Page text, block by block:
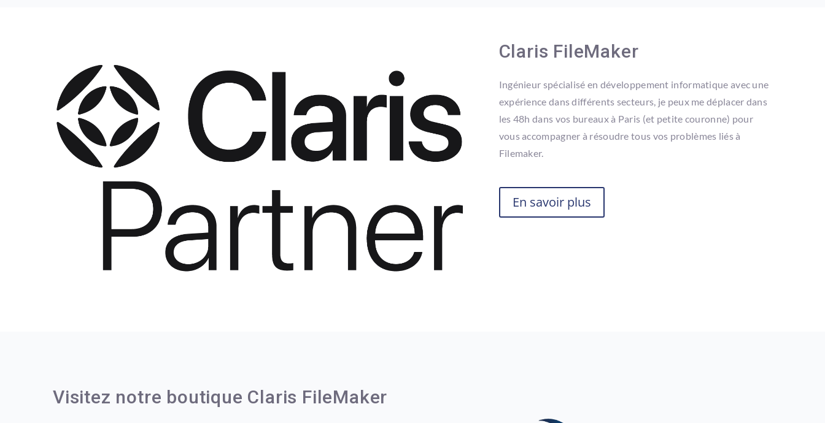
Claris FileMaker
Ingénieur spécialisé en développement informatique avec une
expérience dans différents secteurs, je peux me déplacer dans
les 48h dans vos bureaux à Paris (et petite couronne) pour
vous accompagner à résoudre tous vos problèmes liés à
Filemaker.
En savoir plus
Visitez notre boutique Claris FileMaker